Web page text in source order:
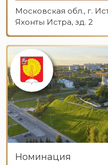
Московская обл., г.
Яхонты Истра, зд. 2
Номинация